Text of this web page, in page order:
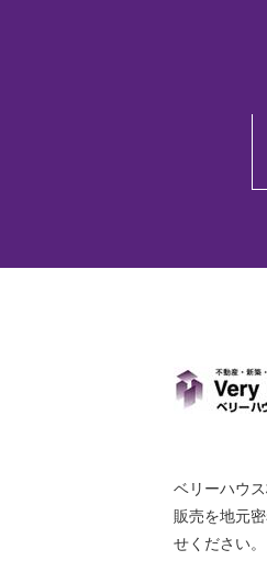
ベリーハウ
販売を地元
せください。